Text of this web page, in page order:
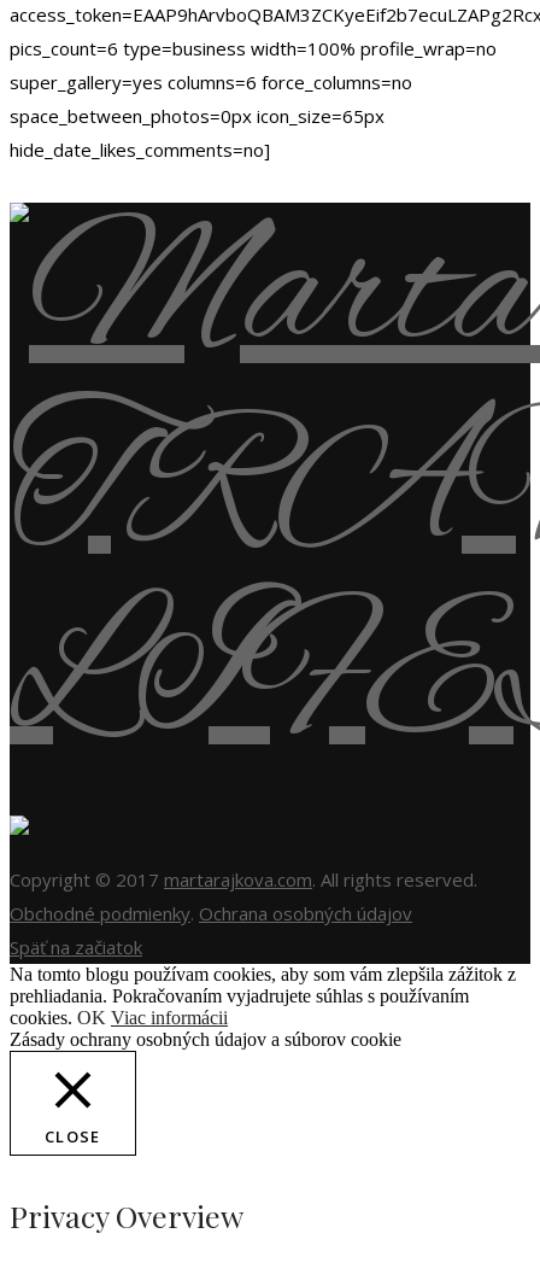
pics_count=6 type=business width=100% profile_wrap=no
super_gallery=yes columns=6 force_columns=no
space_between_photos=0px icon_size=65px
hide_date_likes_comments=no]
Copyright © 2017 martarajkova.com. All rights reserved.
Obchodné podmienky. Ochrana osobných údajov
Späť na začiatok
Na tomto blogu používam cookies, aby som vám zlepšila zážitok z
prehliadania. Pokračovaním vyjadrujete súhlas s používaním
cookies. OK Viac informácii
Zásady ochrany osobných údajov a súborov cookie
CLOSE
Privacy Overview